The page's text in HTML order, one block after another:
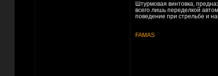
Штурмовая винтовка,
всего лишь переделкой
поведение при стрельбе и
FAMAS